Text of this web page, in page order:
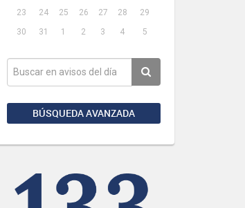
23
24 25 26 27 28
29
30
31 1 2 3 4 5
BÚSQUEDA AVANZADA